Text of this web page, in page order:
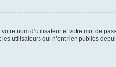
nom d’utilisateur et votre mot de
utilisateurs qui n’ont rien publiés